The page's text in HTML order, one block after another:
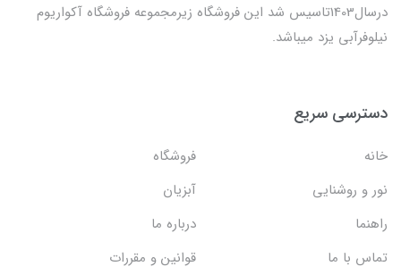
درسال1403تاسیس شد این فروشگاه زیرمجموعه فروشگاه آکواریوم
نیلوفرآبی یزد میباشد.
دسترسی سریع
خانه
فروشگاه
نور و روشنایی
آبزیان
راهنما
درباره ما
تماس با ما
قوانین و مقررات